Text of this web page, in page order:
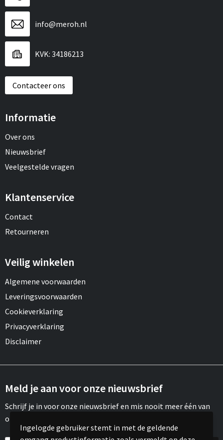
info@meroh.nl
KVK: 34186213
Contacteer ons
Informatie
Over ons
Nieuwsbrief
Veelgestelde vragen
Klantenservice
Contact
Retourneren
Veilig winkelen
Algemene voorwaarden
Leveringsvoorwaarden
Cookieverklaring
Privacyverklaring
Disclaimer
Meld je aan voor onze nieuwsbrief
Schrijf je in voor onze nieuwsbrief en mis nooit meer één van
onze leuke aanbiedingen of updates.
Ingelogde gebruiker stemt in met de geldende